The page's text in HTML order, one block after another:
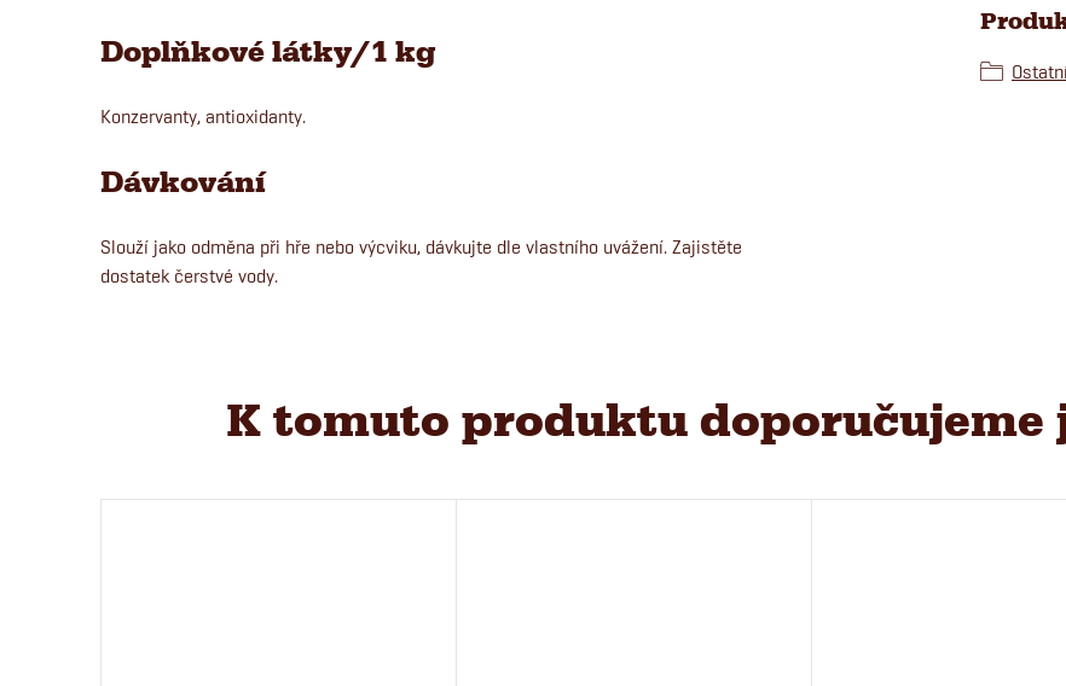
Doplňkové látky/1 kg
Konzervanty, antioxidanty.
Dávkování
Slouží jako odměna při hře nebo výcviku, dávkujte dle vlastního uvážení. Zajistěte
dostatek čerstvé vody.
K tomuto produktu doporučujeme